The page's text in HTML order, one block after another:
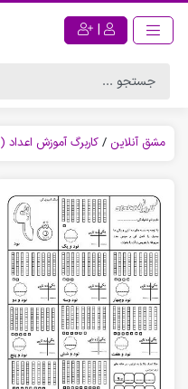
|
مشق آنلاین / کاربرگ آموزش اعداد (10 تا 99)